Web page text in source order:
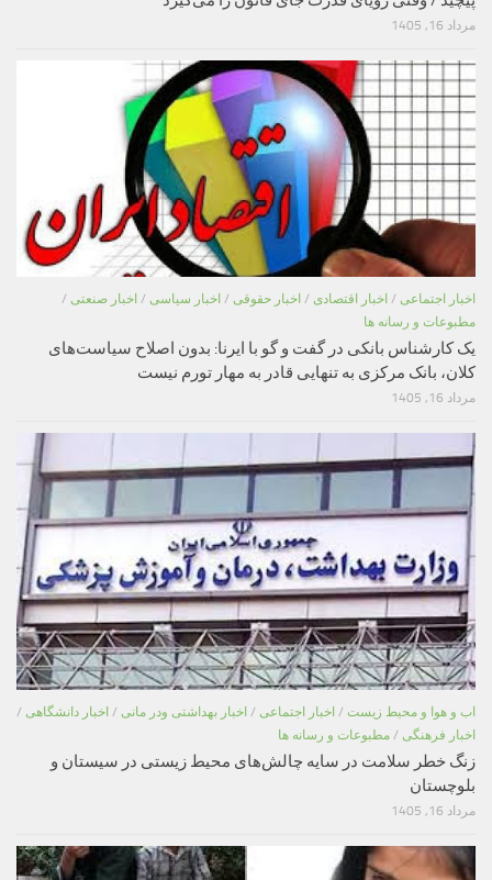
مرداد 16, 1405
اخبار اجتماعی / اخبار اقتصادی / اخبار حقوقی / اخبار سیاسی / اخبار صنعتی /
مطبوعات و رسانه ها
یک کارشناس بانکی در گفت و گو با ایرنا: بدون اصلاح سیاست‌های
کلان، بانک مرکزی به تنهایی قادر به مهار تورم نیست
مرداد 16, 1405
اب و هوا و محیط زیست / اخبار اجتماعی / اخبار بهداشتی ودر مانی / اخبار دانشگاهی /
اخبار فرهنگی / مطبوعات و رسانه ها
زنگ خطر سلامت در سایه چالش‌های محیط زیستی در سیستان و
بلوچستان
مرداد 16, 1405